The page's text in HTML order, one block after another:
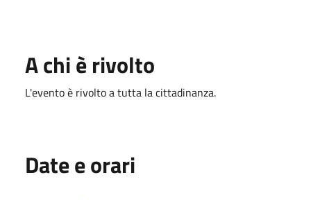
A chi è rivolto
L'evento è rivolto a tutta la cittadinanza.
Date e orari